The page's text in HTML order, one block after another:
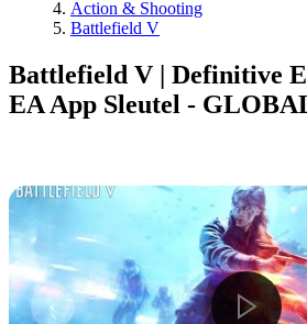
Action & Shooting
Battlefield V
Battlefield V | Definitive
EA App Sleutel -